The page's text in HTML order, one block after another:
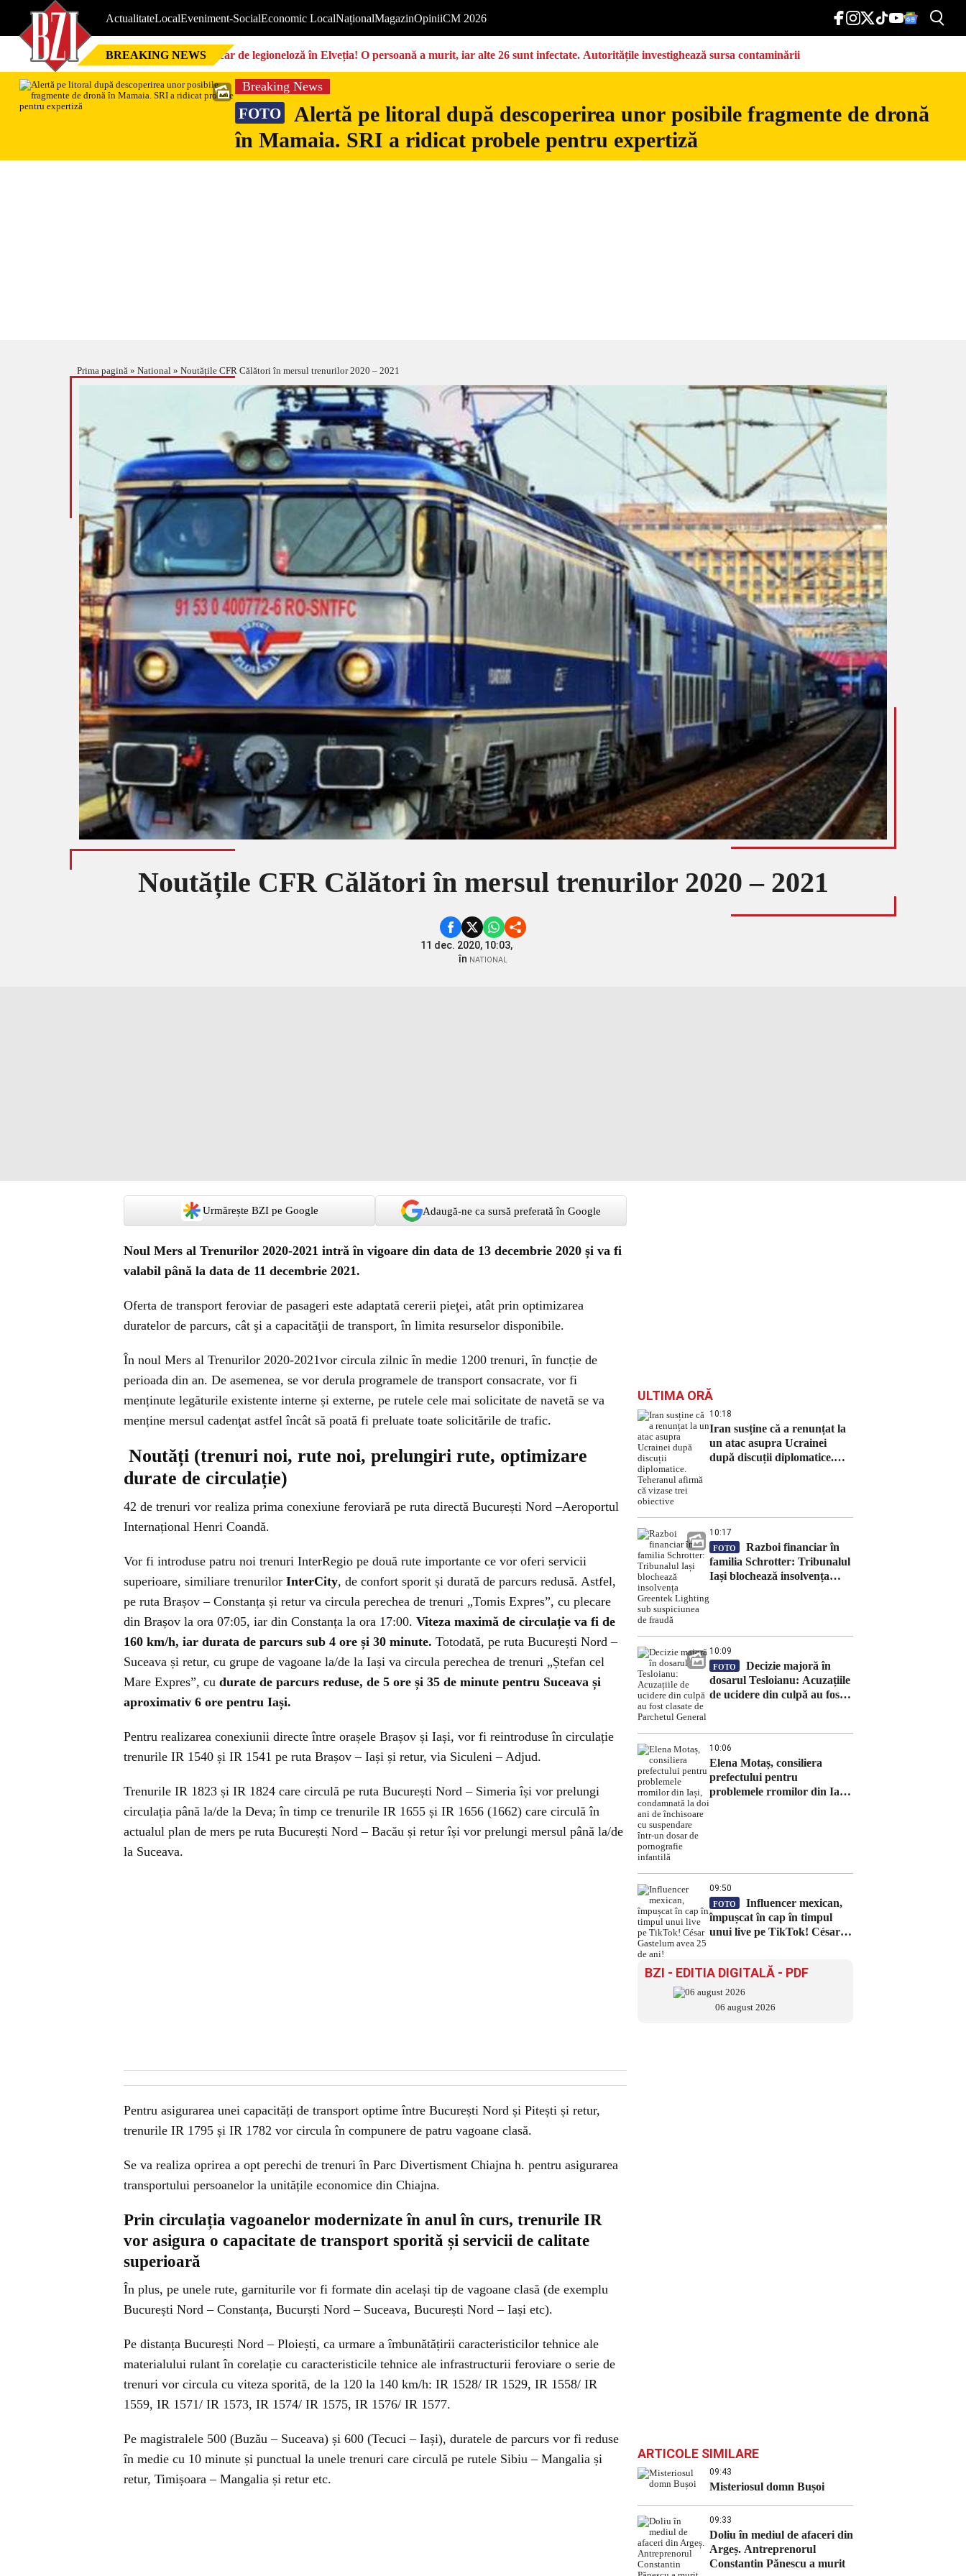
ActualitateLocalEveniment-SocialEconomic LocalNaționalMagazinOpiniiCM 2026
BREAKING NEWS Focar de legioneloză în Elveția! O persoană a murit, iar alte 26 sunt infectate. Autoritățile investighează sursa contaminării
Breaking News
FOTO
Alertă pe litoral după descoperirea unor posibile fragmente de dronă
în Mamaia. SRI a ridicat probele pentru expertiză
Prima pagină » National » Noutățile CFR Călători în mersul trenurilor 2020 – 2021
Noutățile CFR Călători în mersul trenurilor 2020 – 2021
11 dec. 2020, 10:03,
în NATIONAL
Urmărește BZI pe Google Adaugă-ne ca sursă preferată în Google
Noul Mers al Trenurilor 2020-2021 intră în vigoare din data de 13 decembrie 2020 și va fi
valabil până la data de 11 decembrie 2021.
Oferta de transport feroviar de pasageri este adaptată cererii pieţei, atât prin optimizarea
duratelor de parcurs, cât şi a capacităţii de transport, în limita resurselor disponibile.
În noul Mers al Trenurilor 2020-2021vor circula zilnic în medie 1200 trenuri, în funcție de
perioada din an. De asemenea, se vor derula programele de transport consacrate, vor fi
menținute legăturile existente interne și externe, pe rutele cele mai solicitate de navetă se va
menține mersul cadenţat astfel încât să poată fi preluate toate solicitările de trafic.
Noutăți (trenuri noi, rute noi, prelungiri rute, optimizare
durate de circulație)
42 de trenuri vor realiza prima conexiune feroviară pe ruta directă București Nord –Aeroportul
Internațional Henri Coandă.
Vor fi introduse patru noi trenuri InterRegio pe două rute importante ce vor oferi servicii
superioare, similiare trenurilor InterCity, de confort sporit și durată de parcurs redusă. Astfel,
pe ruta Brașov – Constanța și retur va circula perechea de trenuri „Tomis Expres”, cu plecare
din Brașov la ora 07:05, iar din Constanța la ora 17:00. Viteza maximă de circulație va fi de
160 km/h, iar durata de parcurs sub 4 ore și 30 minute. Totodată, pe ruta București Nord –
Suceava și retur, cu grupe de vagoane la/de la Iași va circula perechea de trenuri „Ștefan cel
Mare Expres”, cu durate de parcurs reduse, de 5 ore și 35 de minute pentru Suceava și
aproximativ 6 ore pentru Iași.
Pentru realizarea conexiunii directe între orașele Brașov și Iași, vor fi reintroduse în circulație
trenurile IR 1540 și IR 1541 pe ruta Brașov – Iași și retur, via Siculeni – Adjud.
Trenurile IR 1823 și IR 1824 care circulă pe ruta București Nord – Simeria își vor prelungi
circulația până la/de la Deva; în timp ce trenurile IR 1655 și IR 1656 (1662) care circulă în
actualul plan de mers pe ruta București Nord – Bacău și retur își vor prelungi mersul până la/de
la Suceava.
Pentru asigurarea unei capacități de transport optime între București Nord și Pitești și retur,
trenurile IR 1795 și IR 1782 vor circula în compunere de patru vagoane clasă.
Se va realiza oprirea a opt perechi de trenuri în Parc Divertisment Chiajna h. pentru asigurarea
transportului persoanelor la unitățile economice din Chiajna.
Prin circulația vagoanelor modernizate în anul în curs, trenurile IR
vor asigura o capacitate de transport sporită și servicii de calitate
superioară
În plus, pe unele rute, garniturile vor fi formate din același tip de vagoane clasă (de exemplu
București Nord – Constanța, Bucurști Nord – Suceava, București Nord – Iași etc).
Pe distanța București Nord – Ploiești, ca urmare a îmbunătățirii caracteristicilor tehnice ale
materialului rulant în corelație cu caracteristicile tehnice ale infrastructurii feroviare o serie de
trenuri vor circula cu viteza sporită, de la 120 la 140 km/h: IR 1528/ IR 1529, IR 1558/ IR
1559, IR 1571/ IR 1573, IR 1574/ IR 1575, IR 1576/ IR 1577.
Pe magistralele 500 (Buzău – Suceava) și 600 (Tecuci – Iași), duratele de parcurs vor fi reduse
în medie cu 10 minute și punctual la unele trenuri care circulă pe rutele Sibiu – Mangalia și
retur, Timișoara – Mangalia și retur etc.
ULTIMA ORĂ
10:18
Iran susține că a renunțat la
un atac asupra Ucrainei
după discuții diplomatice.
10:17
FOTO
Razboi financiar în
familia Schrotter: Tribunalul
Iași blochează insolvența
10:09
FOTO
Decizie majoră în
dosarul Tesloianu: Acuzațiile
de ucidere din culpă au fost
10:06
Elena Motaș, consiliera
prefectului pentru
problemele rromilor din Iași,
09:50
FOTO
Influencer mexican,
împușcat în cap în timpul
unui live pe TikTok! César
BZI - EDITIA DIGITALĂ - PDF
06 august 2026
ARTICOLE SIMILARE
09:43
Misteriosul domn Bușoi
09:33
Doliu în mediul de afaceri din
Argeș. Antreprenorul
Constantin Pănescu a murit